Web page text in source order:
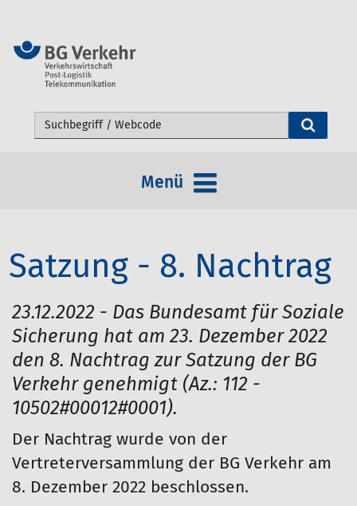
Webseite durchsuchen
Menü
Satzung - 8. Nachtrag
23.12.2022 - Das Bundesamt für Soziale
Sicherung hat am 23. Dezember 2022
den 8. Nachtrag zur Satzung der BG
Verkehr genehmigt (Az.: 112 -
10502#00012#0001).
Der Nachtrag wurde von der
Vertreterversammlung der BG Verkehr am
8. Dezember 2022 beschlossen.